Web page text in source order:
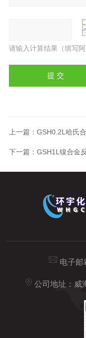
请输入计算结果（填写
上一篇： GSH0.2L哈氏
下一篇： GSH1L镍合金
电子邮
公司地址：威